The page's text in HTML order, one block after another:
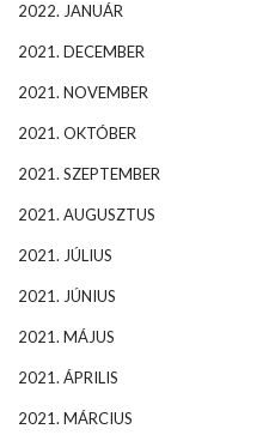
2022. JANUÁR
2021. DECEMBER
2021. NOVEMBER
2021. OKTÓBER
2021. SZEPTEMBER
2021. AUGUSZTUS
2021. JÚLIUS
2021. JÚNIUS
2021. MÁJUS
2021. ÁPRILIS
2021. MÁRCIUS